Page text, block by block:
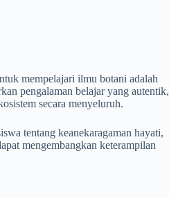
mempelajari ilmu botani adalah
pengalaman belajar yang autentik,
secara menyeluruh.
tentang keanekaragaman hayati,
mengembangkan keterampilan